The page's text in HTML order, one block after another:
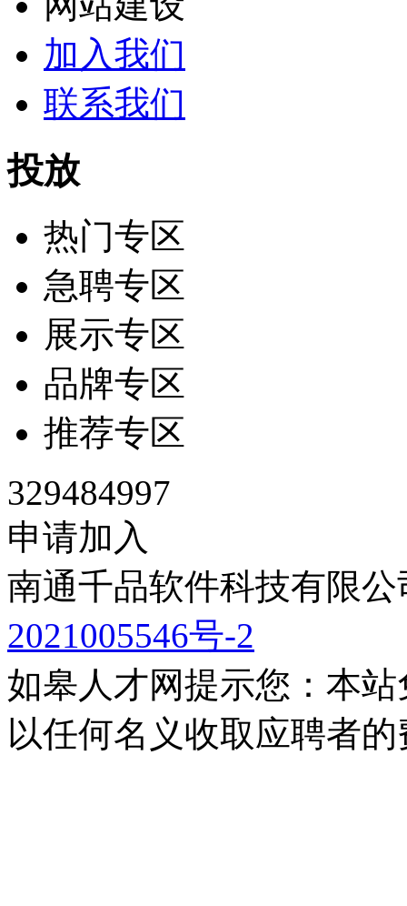
加入我们
联系我们
投放
热门专区
急聘专区
展示专区
品牌专区
推荐专区
329484997
申请加入
南通千品软件科技有限
2021005546号-2
如皋人才网提示您：本
以任何名义收取应聘者